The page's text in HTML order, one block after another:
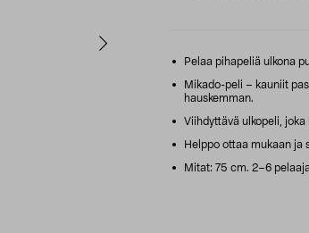
Pelaa pihapeliä ulkona
Mikado-peli – kauniit
hauskemman.
Viihdyttävä ulkopeli,
Helppo ottaa mukaan ja
Mitat: 75 cm. 2–6